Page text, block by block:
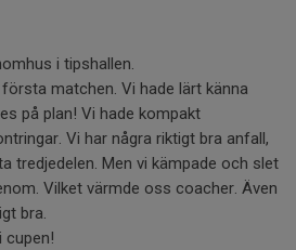
i tipshallen.
matchen. Vi hade lärt känna
på plan! Vi hade kompakt
Vi har några riktigt bra anfall,
tredjedelen. Men vi kämpade och slet
Vilket värmde oss coacher. Även
bra.
cupen!